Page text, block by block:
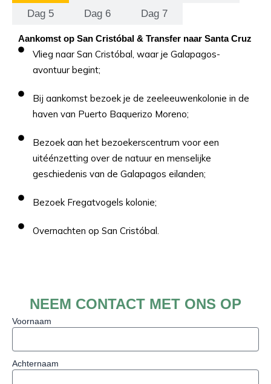
Dag 5
Dag 6 Dag 7
Aankomst op San Cristóbal & Transfer naar Santa Cruz
Vlieg naar San Cristóbal, waar je Galapagos-
avontuur begint;
Bij aankomst bezoek je de zeeleeuwenkolonie in de
haven van Puerto Baquerizo Moreno;
Bezoek aan het bezoekerscentrum voor een
uitéénzetting over de natuur en menselijke
geschiedenis van de Galapagos eilanden;
Bezoek Fregatvogels kolonie;
Overnachten op San Cristóbal.
NEEM CONTACT MET ONS OP
Voornaam
Achternaam